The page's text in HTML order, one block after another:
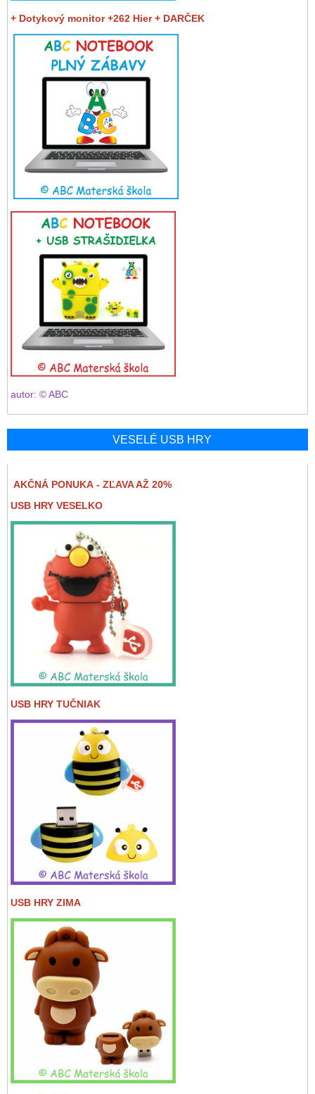
+ Dotykový monitor +262 Hier + DARČEK
autor: © ABC
VESELÉ USB HRY
AKČNÁ PONUKA - ZĽAVA AŽ 20%
USB HRY VESELKO
USB HRY TUČNIAK
USB HRY ZIMA